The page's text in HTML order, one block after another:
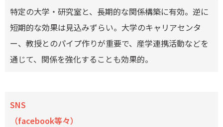
特定の大学・研究室と、長期的な関係構築に有効。逆に
短期的な効果は見込みずらい。大学のキャリアセンタ
ー、教授とのパイプ作りが重要で、産学連携活動などを
通じて、関係を強化することも効果的。
SNS
（facebook等々）